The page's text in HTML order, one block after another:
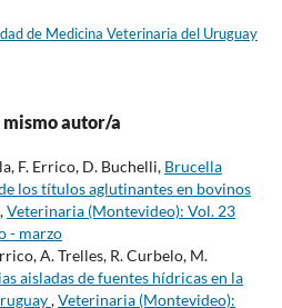
de Medicina Veterinaria del Uruguay
autor/a
F. Errico, D. Buchelli, Brucella
los títulos aglutinantes en bovinos
,Veterinaria (Montevideo): Vol. 23
- marzo
A. Trelles, R. Curbelo, M.
aisladas de fuentes hídricas en la
,Veterinaria (Montevideo):